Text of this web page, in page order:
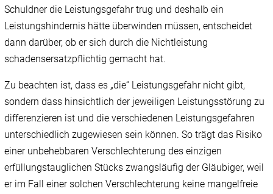
Schuldner die Leistungsgefahr trug und deshalb ein
Leistungshindernis hätte überwinden müssen, entscheidet
dann darüber, ob er sich durch die Nichtleistung
schadensersatzpflichtig gemacht hat.
Zu beachten ist, dass es „die“ Leistungsgefahr nicht gibt,
sondern dass hinsichtlich der jeweiligen Leistungsstörung zu
differenzieren ist und die verschiedenen Leistungsgefahren
unterschiedlich zugewiesen sein können. So trägt das Risiko
einer unbehebbaren Verschlechterung des einzigen
erfüllungstauglichen Stücks zwangsläufig der Gläubiger, weil
er im Fall einer solchen Verschlechterung keine mangelfreie